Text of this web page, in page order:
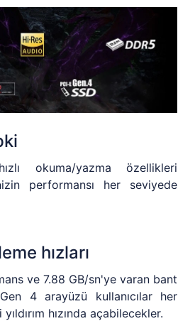
okuma/yazma özellikleri
performansı her seviyede
hızları
ve 7.88 GB/sn'ye varan bant
4 arayüzü kullanıcılar her
hızında açabilecekler.